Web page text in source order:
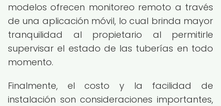
modelos ofrecen monitoreo remoto a través
de una aplicación móvil, lo cual brinda mayor
tranquilidad al propietario al permitirle
supervisar el estado de las tuberías en todo
momento.
Finalmente, el costo y la facilidad de
instalación son consideraciones importantes,